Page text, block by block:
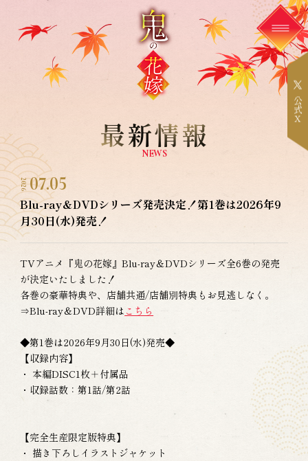
公
式
X
最新情報
NEWS
2026 07.05
Blu-ray＆DVDシリーズ発売決定！第1巻は2026年9
月30日(水)発売！
TVアニメ『鬼の花嫁』Blu-ray＆DVDシリーズ全6巻の発売
が決定いたしました！
各巻の豪華特典や、店舗共通/店舗別特典もお見逃しなく。
⇒Blu-ray＆DVD詳細は こちら
◆第1巻は2026年9月30日(水)発売◆
【収録内容】
・ 本編DISC1枚＋付属品
・収録話数：第1話/第2話
【完全生産限定版特典】
・ 描き下ろしイラストジャケット